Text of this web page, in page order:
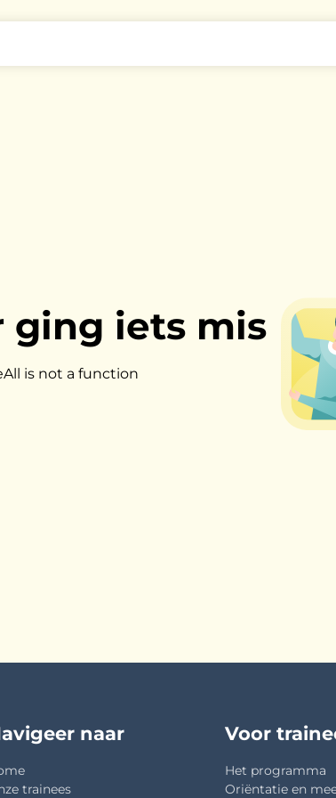
ging iets mis
is not a function
naar
trainees
Voor
Het programma
Oriëntatie en